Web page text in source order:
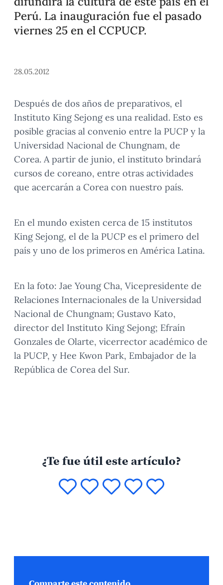
Perú. La inauguración fue el pasado
viernes 25 en el CCPUCP.
28.05.2012
Después de dos años de preparativos, el
Instituto King Sejong es una realidad. Esto es
posible gracias al convenio entre la PUCP y la
Universidad Nacional de Chungnam, de
Corea. A partir de junio, el instituto brindará
cursos de coreano, entre otras actividades
que acercarán a Corea con nuestro país.
En el mundo existen cerca de 15 institutos
King Sejong, el de la PUCP es el primero del
país y uno de los primeros en América Latina.
En la foto: Jae Young Cha, Vicepresidente de
Relaciones Internacionales de la Universidad
Nacional de Chungnam; Gustavo Kato,
director del Instituto King Sejong; Efraín
Gonzales de Olarte, vicerrector académico de
la PUCP, y Hee Kwon Park, Embajador de la
República de Corea del Sur.
¿Te fue útil este artículo?